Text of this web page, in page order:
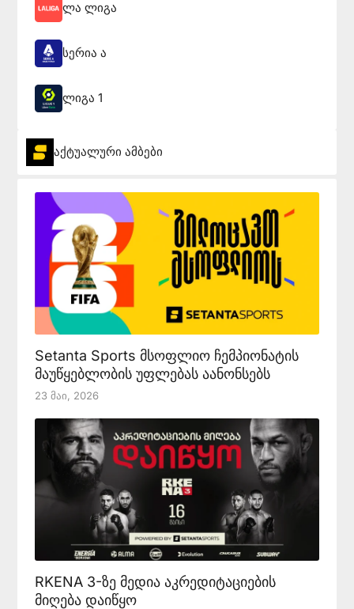
ლა ლიგა
სერია ა
ლიგა 1
აქტუალური ამბები
Setanta Sports მსოფლიო ჩემპიონატის
მაუწყებლობის უფლებას აანონსებს
23 Მაი, 2026
RKENA 3-ზე მედია აკრედიტაციების
მიღება დაიწყო